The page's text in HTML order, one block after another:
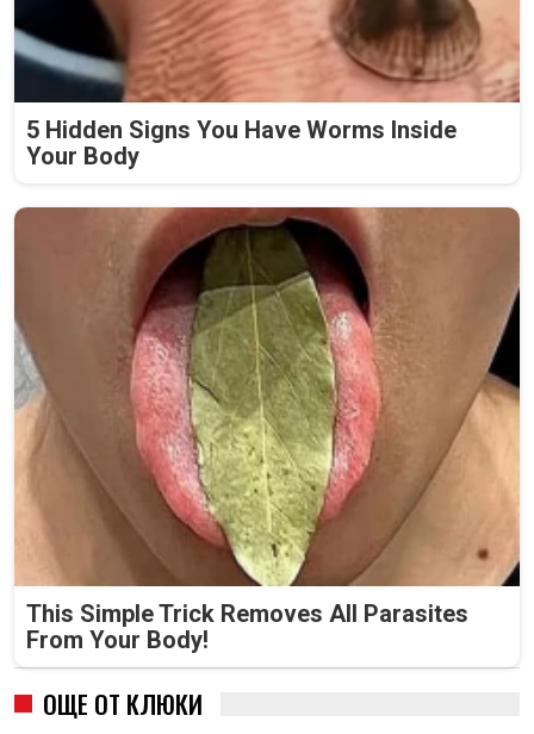
5 Hidden Signs You Have Worms Inside
Your Body
This Simple Trick Removes All Parasites
From Your Body!
ОЩЕ ОТ КЛЮКИ